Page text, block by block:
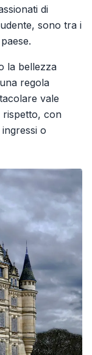
di
sono tra i
la bellezza
regola
vale
rispetto, con
o